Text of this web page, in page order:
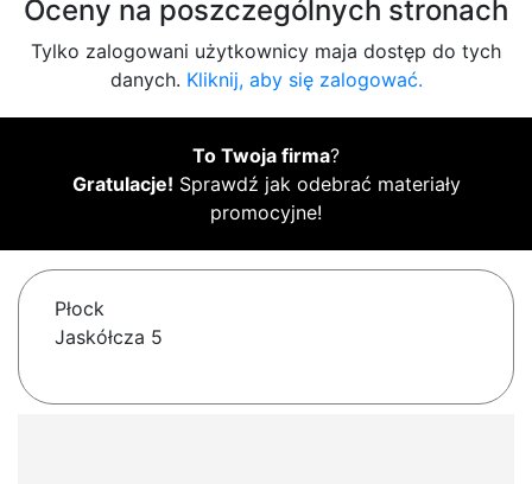
Oceny na poszczególnych stronach
Tylko zalogowani użytkownicy maja dostęp do tych
danych. Kliknij, aby się zalogować.
To Twoja firma?
Gratulacje! Sprawdź jak odebrać materiały
promocyjne!
Płock
Jaskółcza 5